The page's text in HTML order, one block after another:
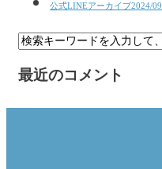
公式LINEアーカイブ2024/09
最近のコメント